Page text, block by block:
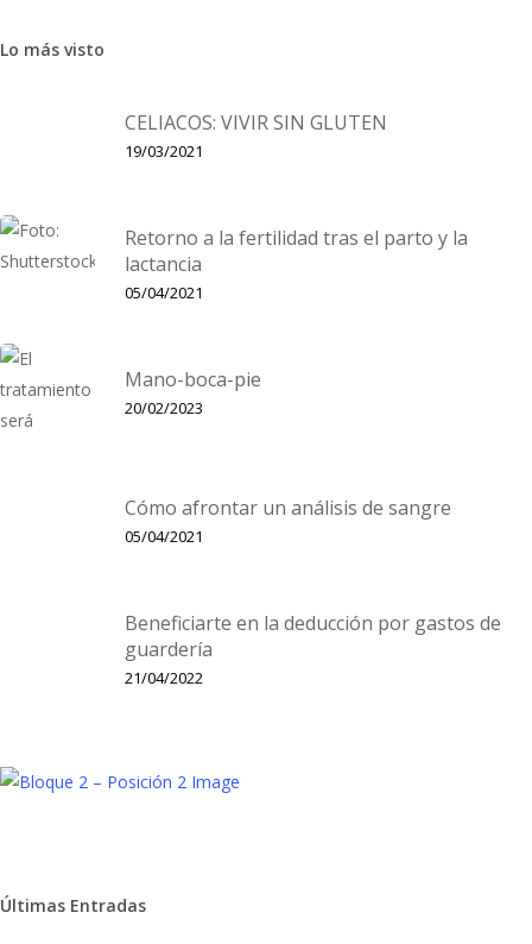
cápsulas de Aceite Vegetal
un nuevo formato para poder disfrutarlos no solo por
Lo más visto
CELIACOS: VIVIR SIN GLUTEN
19/03/2021
Retorno a la fertilidad tras el parto y la
lactancia
05/04/2021
Mano-boca-pie
20/02/2023
Cómo afrontar un análisis de sangre
05/04/2021
Beneficiarte en la deducción por gastos de
guardería
21/04/2022
Últimas Entradas